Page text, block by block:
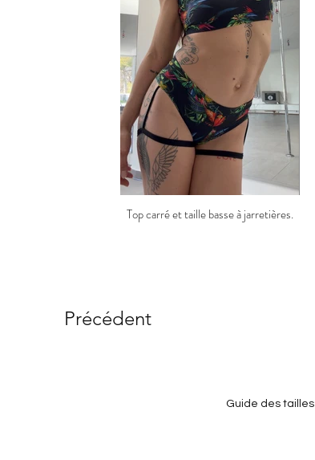
Top carré et taille basse à jarretières.
Précédent
Guide des tailles